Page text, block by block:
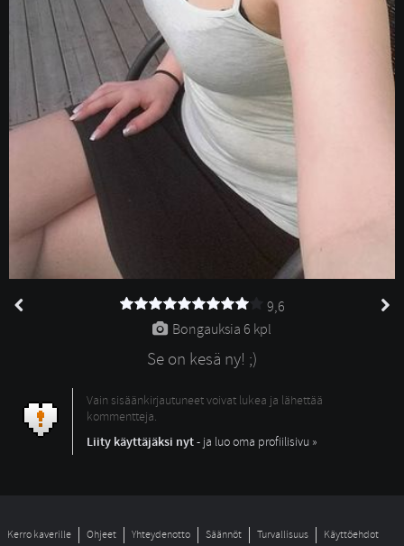
9,6
Bongauksia 6 kpl
Se on kesä ny! ;)
Vain sisäänkirjautuneet voivat lukea ja lähettää
kommentteja.
Liity käyttäjäksi nyt- ja luo oma profiilisivu »
Kerro kaverille Ohjeet Yhteydenotto Säännöt Turvallisuus Käyttöehdot